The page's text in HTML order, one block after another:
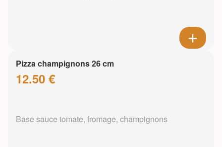
Pizza champignons 26 cm
12.50 €
Base sauce tomate, fromage, champignons